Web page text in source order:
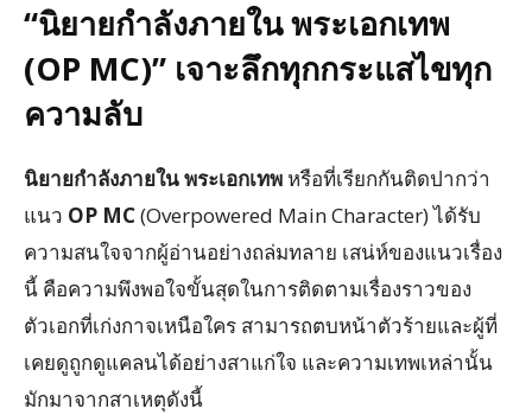
“นิยายกำลังภายในพระเอกเทพ
(OP MC)” เจาะลึกทุกกระแสไขทุก
ความลับ
นิยายกำลังภายใน พระเอกเทพ หรือที่เรียกกันติดปากว่า
แนว OP MC(Overpowered Main Character) ได้รับ
ความสนใจจากผู้อ่านอย่างถล่มทลาย เสน่ห์ของแนวเรื่อง
นี้ คือความพึงพอใจขั้นสุดในการติดตามเรื่องราวของ
ตัวเอกที่เก่งกาจเหนือใคร สามารถตบหน้าตัวร้ายและผู้ที่
เคยดูถูกดูแคลนได้อย่างสาแก่ใจ และความเทพเหล่านั้น
มักมาจากสาเหตุดังนี้